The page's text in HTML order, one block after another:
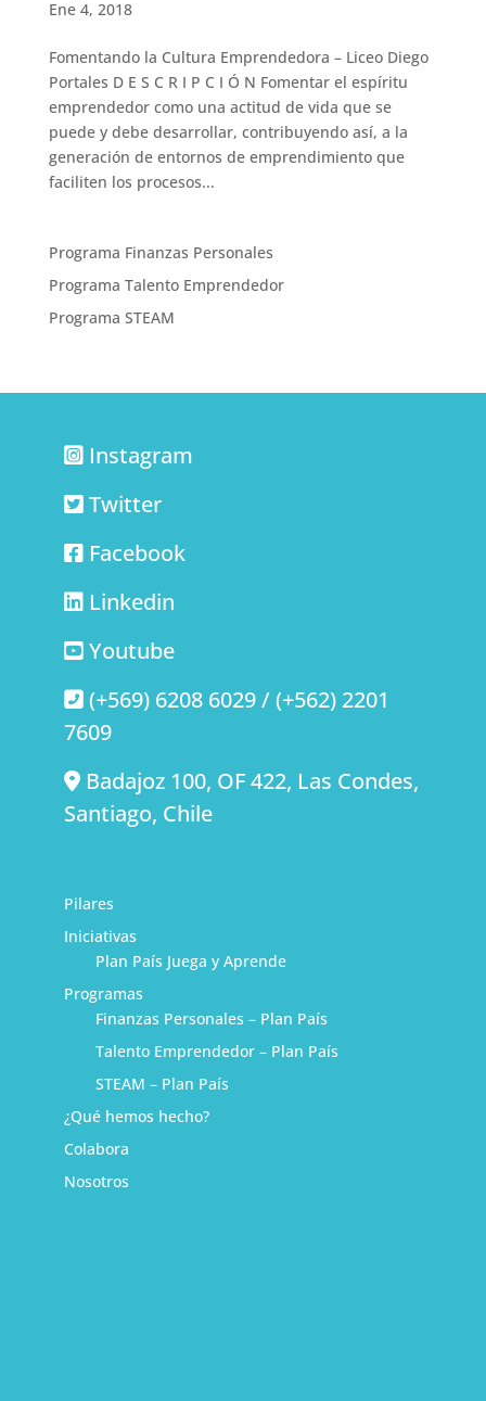
Ene 4, 2018
Fomentando la Cultura Emprendedora – Liceo Diego
Portales D E S C R I P C I Ó N Fomentar el espíritu
emprendedor como una actitud de vida que se
puede y debe desarrollar, contribuyendo así, a la
generación de entornos de emprendimiento que
faciliten los procesos...
Programa Finanzas Personales
Programa Talento Emprendedor
Programa STEAM
Instagram
Twitter
Facebook
Linkedin
Youtube
(+569) 6208 6029 / (+562) 2201
7609
Badajoz 100, OF 422, Las Condes,
Santiago, Chile
Pilares
Iniciativas
Plan País Juega y Aprende
Programas
Finanzas Personales – Plan País
Talento Emprendedor – Plan País
STEAM – Plan País
¿Qué hemos hecho?
Colabora
Nosotros